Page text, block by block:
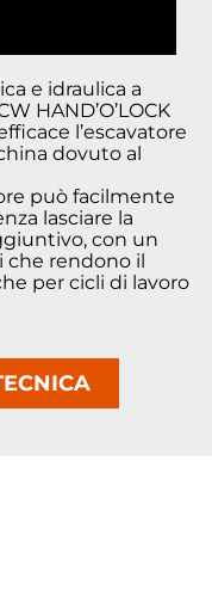
e idraulica a
HAND’O’LOCK
l’escavatore
dovuto al
può facilmente
lasciare la
con un
rendono il
per cicli di lavoro